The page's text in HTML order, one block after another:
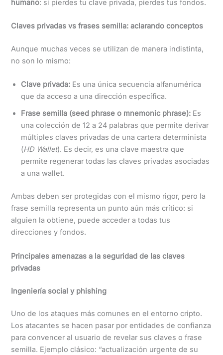
humano: si pierdes tu clave privada, pierdes tus fondos.
Claves privadas vs frases semilla: aclarando conceptos
Aunque muchas veces se utilizan de manera indistinta,
no son lo mismo:
Clave privada: Es una única secuencia alfanumérica
que da acceso a una dirección específica.
Frase semilla (seed phrase o mnemonic phrase): Es
una colección de 12 a 24 palabras que permite derivar
múltiples claves privadas de una cartera determinista
(HD Wallet). Es decir, es una clave maestra que
permite regenerar todas las claves privadas asociadas
a una wallet.
Ambas deben ser protegidas con el mismo rigor, pero la
frase semilla representa un punto aún más crítico: si
alguien la obtiene, puede acceder a todas tus
direcciones y fondos.
Principales amenazas a la seguridad de las claves
privadas
Ingeniería social y phishing
Uno de los ataques más comunes en el entorno cripto.
Los atacantes se hacen pasar por entidades de confianza
para convencer al usuario de revelar sus claves o frase
semilla. Ejemplo clásico: “actualización urgente de su